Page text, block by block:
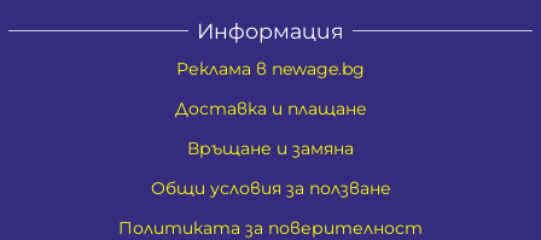
Информация
Реклама в newage.bg
Доставка и плащане
Връщане и замяна
Общи условия за ползване
Политиката за поверителност